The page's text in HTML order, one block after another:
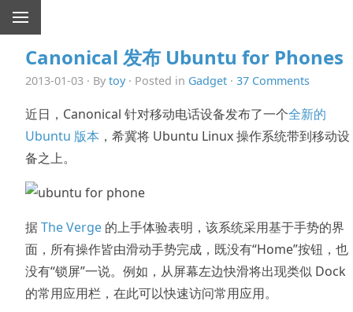
Canonical 发布 Ubuntu for Phones
2013-01-03 · By toy· Posted in Gadget · 37 Comments
近日，Canonical 针对移动电话设备发布了一个全新的
Ubuntu 版本 ，希冀将 Ubuntu Linux 操作系统带到移动设
备之上。
据The Verge 的上手体验表明，该系统采用基于手势的界
面，所有操作皆由滑动手势完成，既没有“Home”按钮，也
没有“锁屏”一说。例如，从屏幕左边快滑将出现类似 Dock
的常用应用栏，在此可以快速访问常用应用。